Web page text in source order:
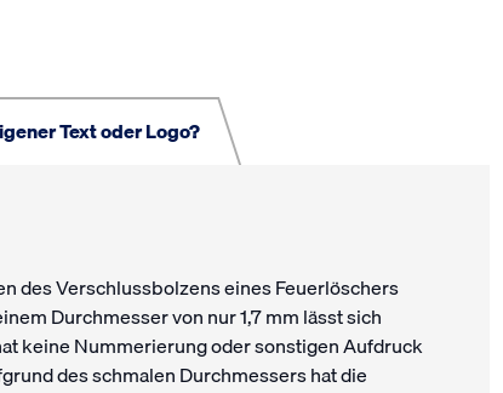
Text oder Logo?
des Verschlussbolzens eines Feuerlöschers
Durchmesser von nur 1,7 mm lässt sich
keine Nummerierung oder sonstigen Aufdruck
des schmalen Durchmessers hat die